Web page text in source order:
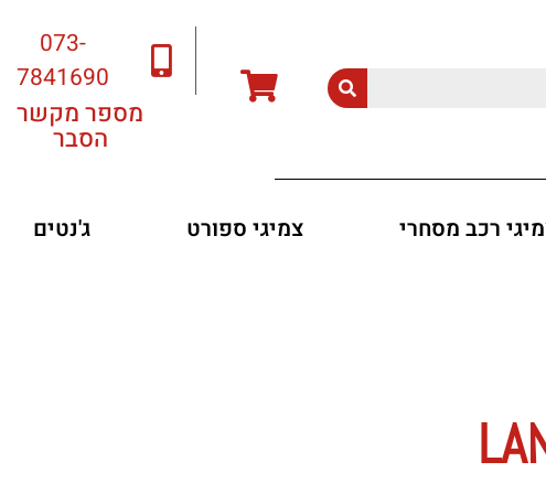
073-
7841690
מספר מקשר
הסבר
רכב מסחרי צמיגי ספורט ג'נטים